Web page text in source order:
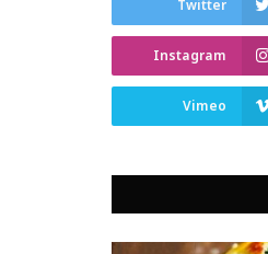
Twitter
Instagram
Vimeo